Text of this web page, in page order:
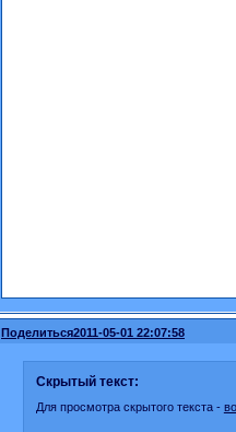
Поделиться2011-05-01 22:07:58
Скрытый текст:
Для просмотра скрытого текста -